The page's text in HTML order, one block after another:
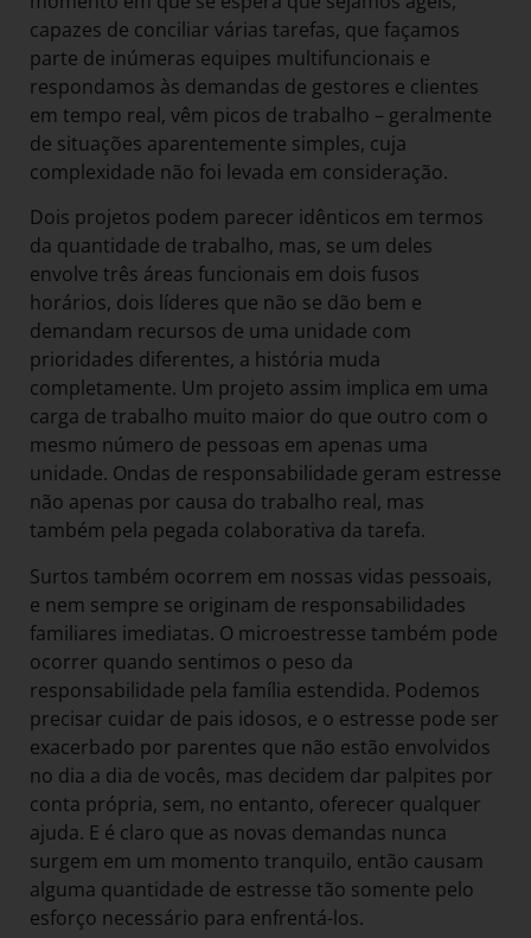
capazes de conciliar várias tarefas, que façamos
parte de inúmeras equipes multifuncionais e
respondamos às demandas de gestores e clientes
em tempo real, vêm picos de trabalho – geralmente
de situações aparentemente simples, cuja
complexidade não foi levada em consideração.
Dois projetos podem parecer idênticos em termos
da quantidade de trabalho, mas, se um deles
envolve três áreas funcionais em dois fusos
horários, dois líderes que não se dão bem e
demandam recursos de uma unidade com
prioridades diferentes, a história muda
completamente. Um projeto assim implica em uma
carga de trabalho muito maior do que outro com o
mesmo número de pessoas em apenas uma
unidade. Ondas de responsabilidade geram estresse
não apenas por causa do trabalho real, mas
também pela pegada colaborativa da tarefa.
Surtos também ocorrem em nossas vidas pessoais,
e nem sempre se originam de responsabilidades
familiares imediatas. O microestresse também pode
ocorrer quando sentimos o peso da
responsabilidade pela família estendida. Podemos
precisar cuidar de pais idosos, e o estresse pode ser
exacerbado por parentes que não estão envolvidos
no dia a dia de vocês, mas decidem dar palpites por
conta própria, sem, no entanto, oferecer qualquer
ajuda. E é claro que as novas demandas nunca
surgem em um momento tranquilo, então causam
alguma quantidade de estresse tão somente pelo
esforço necessário para enfrentá-los.